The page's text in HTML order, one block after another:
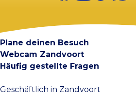
Plane deinen Besuch
Webcam Zandvoort
Häufig gestellte Fragen
Geschäftlich in Zandvoort